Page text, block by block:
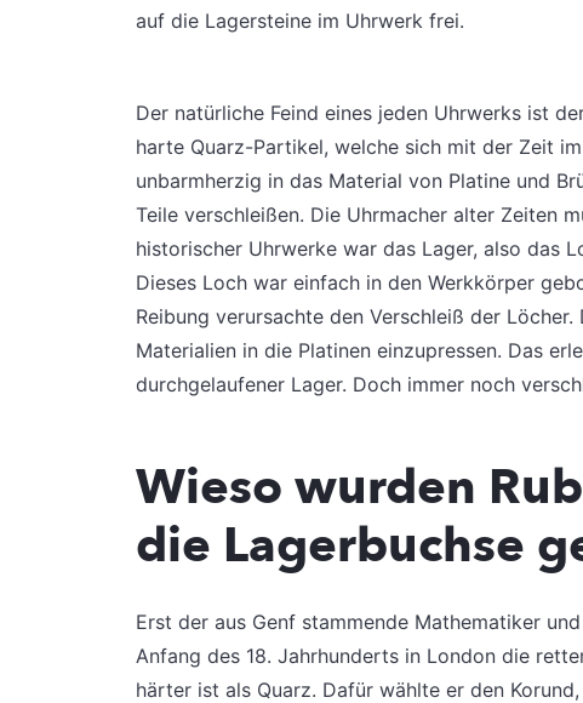
auf die Lagersteine im Uhrwerk frei.
Der natürliche Feind eines jeden Uhrwerks ist
harte Quarz-Partikel, welche sich mit der Zeit
unbarmherzig in das Material von Platine und
Teile verschleißen. Die Uhrmacher alter Zeiten
historischer Uhrwerke war das Lager, also das
Dieses Loch war einfach in den Werkkörper
Reibung verursachte den Verschleiß der
Materialien in die Platinen einzupressen. Das
durchgelaufener Lager. Doch immer noch
Wieso wurden
die Lagerbuchse
Erst der aus Genf stammende Mathematiker
Anfang des 18. Jahrhunderts in London die
härter ist als Quarz. Dafür wählte er den